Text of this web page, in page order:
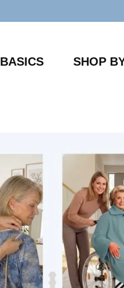
BASICS SHOP